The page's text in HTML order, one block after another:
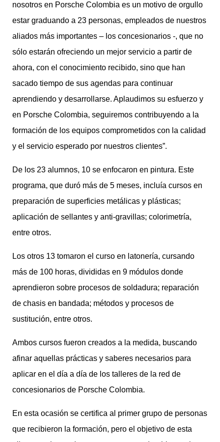
nosotros en Porsche Colombia es un motivo de orgullo
estar graduando a 23 personas, empleados de nuestros
aliados más importantes – los concesionarios -, que no
sólo estarán ofreciendo un mejor servicio a partir de
ahora, con el conocimiento recibido, sino que han
sacado tiempo de sus agendas para continuar
aprendiendo y desarrollarse. Aplaudimos su esfuerzo y
en Porsche Colombia, seguiremos contribuyendo a la
formación de los equipos comprometidos con la calidad
y el servicio esperado por nuestros clientes”.
De los 23 alumnos, 10 se enfocaron en pintura. Este
programa, que duró más de 5 meses, incluía cursos en
preparación de superficies metálicas y plásticas;
aplicación de sellantes y anti-gravillas; colorimetría,
entre otros.
Los otros 13 tomaron el curso en latonería, cursando
más de 100 horas, divididas en 9 módulos donde
aprendieron sobre procesos de soldadura; reparación
de chasis en bandada; métodos y procesos de
sustitución, entre otros.
Ambos cursos fueron creados a la medida, buscando
afinar aquellas prácticas y saberes necesarios para
aplicar en el día a día de los talleres de la red de
concesionarios de Porsche Colombia.
En esta ocasión se certifica al primer grupo de personas
que recibieron la formación, pero el objetivo de esta